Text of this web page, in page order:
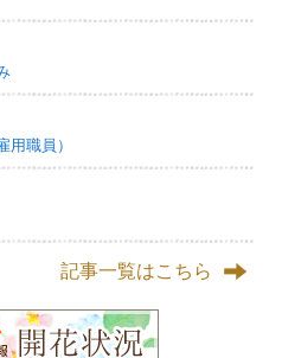
用職員）
記事一覧はこちら